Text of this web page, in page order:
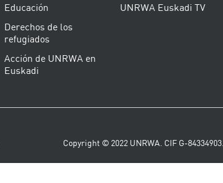
Educación
Derechos de los
refugiados
Acción de UNRWA en
Euskadi
UNRWA Euskadi TV
Copyright © 2022 UNRWA. CIF G-